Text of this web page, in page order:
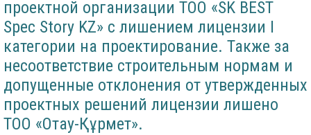
проектной организации ТОО «SK BEST
Spec Story KZ» с лишением лицензии I
категории на проектирование. Также за
несоответствие строительным нормам и
допущенные отклонения от утвержденных
проектных решений лицензии лишено
ТОО «Отау-Құрмет».